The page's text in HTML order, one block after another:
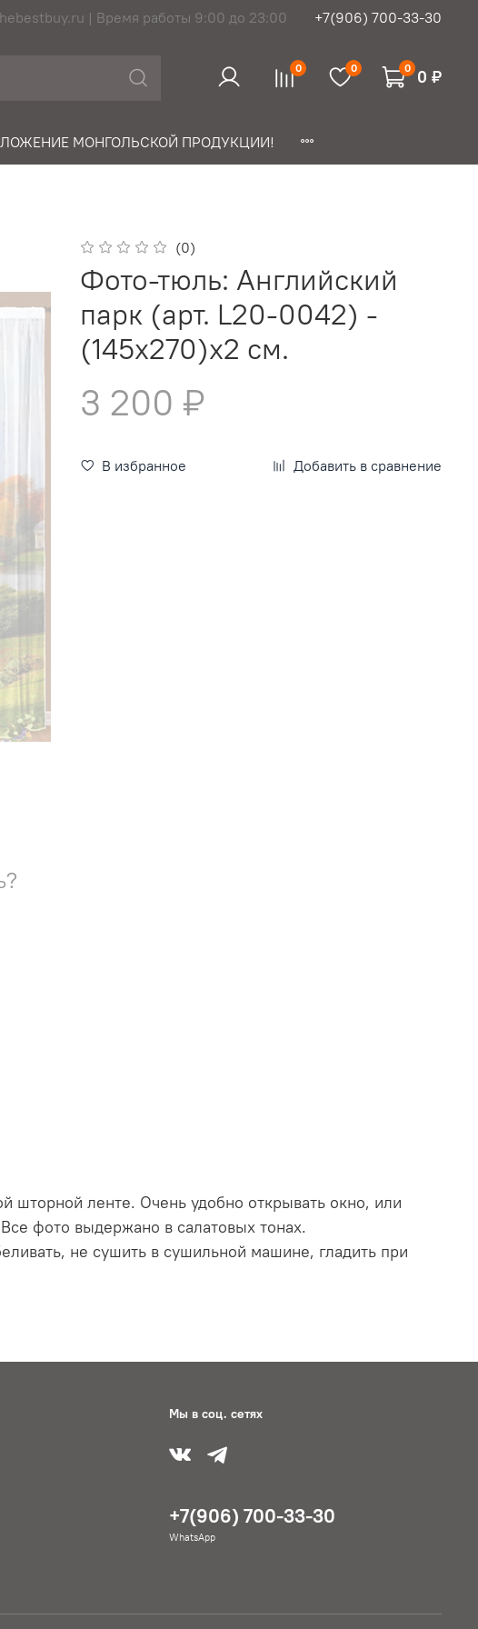
| Время работы 9:00 до 23:00 +7(906) 700-33-30
0 0 0 0 ₽
МОНГОЛЬСКОЙ ПРОДУКЦИИ!
(0)
Фото-тюль: Английский
парк (арт. L20-0042) -
(145х270)х2 см.
3 200 ₽
В избранное Добавить в сравнение
шторной ленте. Очень удобно открывать окно, или
фото выдержано в салатовых тонах.
не сушить в сушильной машине, гладить при
Мы в соц. сетях
+7(906) 700-33-30
WhatsApp